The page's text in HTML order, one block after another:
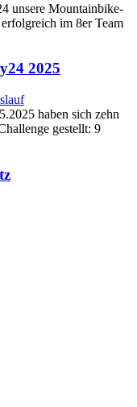
unsere Mountainbike-
im 8er Team
2025
haben sich zehn
gestellt: 9